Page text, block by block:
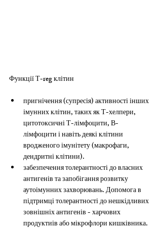
Функції Т-reg клітин
пригнічення (супресія) активності інших
імунних клітин, таких як Т-хелпери,
цитотоксичні Т-лімфоцити, В-
лімфоцити і навіть деякі клітини
вродженого імунітету (макрофаги,
дендритні клітини).
забезпечення толерантності до власних
антигенів та запобігання розвитку
аутоімунних захворювань. Допомога в
підтримці толерантності до нешкідливих
зовнішніх антигенів - харчових
продуктиів або мікрофлори кишківника.